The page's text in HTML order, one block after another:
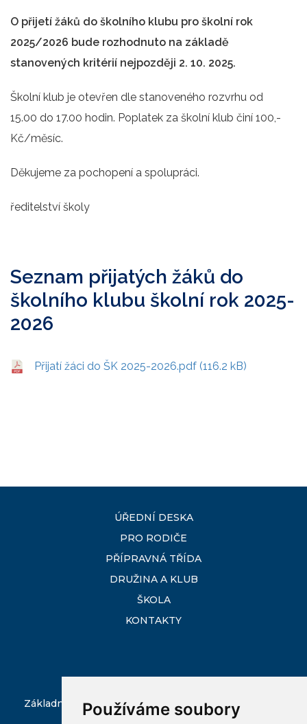
Používáme soubory
O přijetí žáků do školního klubu pro školní rok
2025/2026 bude rozhodnuto na základě
stanovených kritérií nejpozději 2. 10. 2025.
Školní klub je otevřen dle stanoveného rozvrhu od
15.00 do 17.00 hodin. Poplatek za školní klub činí 100,-
Kč/měsíc.
Děkujeme za pochopení a spolupráci.
ředitelství školy
Seznam přijatých žáků do
školního klubu školní rok 2025-
2026
Přijatí žáci do ŠK 2025-2026.pdf (116.2 kB)
ÚŘEDNÍ DESKA
PRO RODIČE
PŘÍPRAVNÁ TŘÍDA
DRUŽINA A KLUB
ŠKOLA
KONTAKTY
Základní škola Ostrava-Slezská Ostrava, Škrobálkova